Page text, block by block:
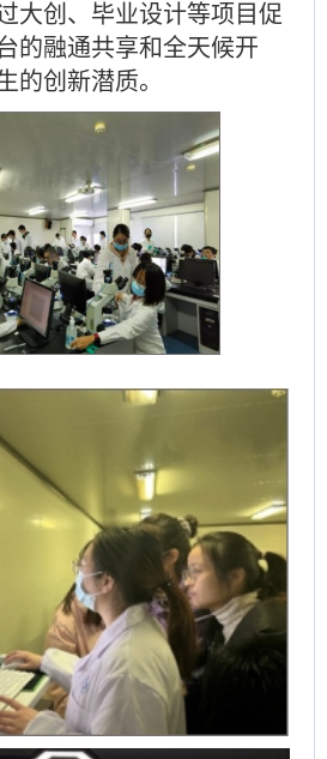
大创、毕业设计等项目促
的融通共享和全天候开
的创新潜质。